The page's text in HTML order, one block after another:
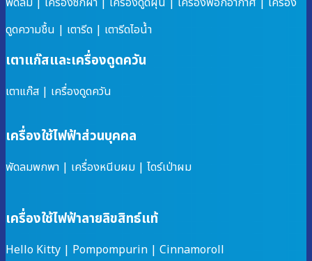
ดูดความชื้น | เตารีด | เตารีดไอน้ำ
เตาแก๊สและเครื่องดูดควัน
เตาแก๊ส | เครื่องดูดควัน
เครื่องใช้ไฟฟ้าส่วนบุคคล
พัดลมพกพา | เครื่องหนีบผม | ไดร์เป่าผม
เครื่องใช้ไฟฟ้าลายลิขสิทธ์แท้
Hello Kitty | Pompompurin | Cinnamoroll